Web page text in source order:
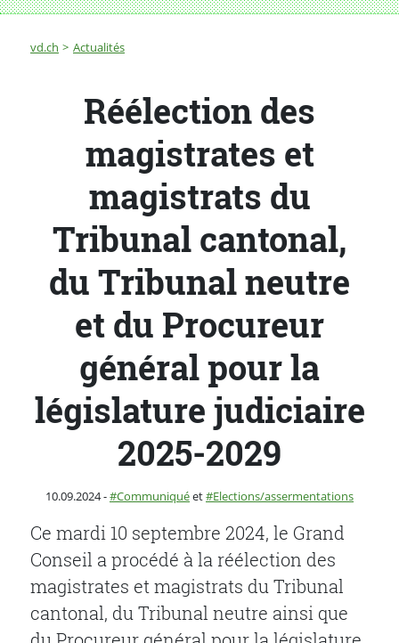
Fil d'Ariane
vd.ch Actualités
Réélection des magistrates et magistrats du Tribunal
Réélection des
magistrates et
magistrats du
Tribunal cantonal,
du Tribunal neutre
et du Procureur
général pour la
législature judiciaire
2025-2029
Publié le
10.09.2024-Catégorie :
Communiquéet Elections/assermentations
Ce mardi 10 septembre 2024, le Grand
Conseil a procédé à la réélection des
magistrates et magistrats du Tribunal
cantonal, du Tribunal neutre ainsi que